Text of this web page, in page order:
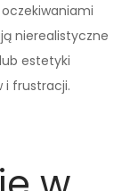
nierealistyczne
estetyki
i frustracji.